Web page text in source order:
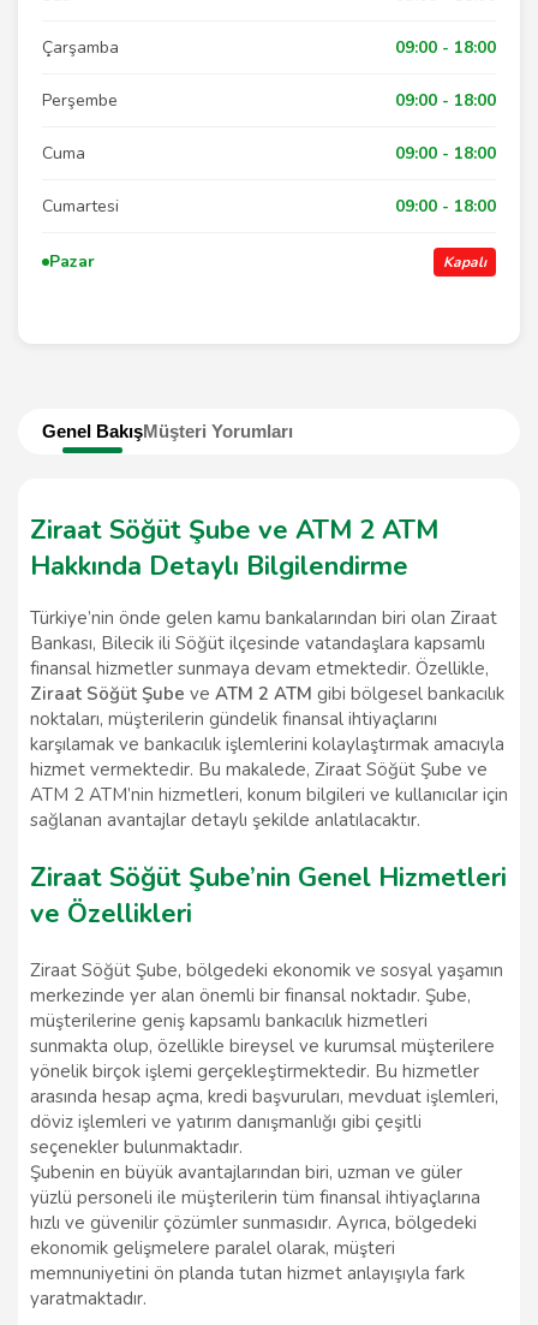
Genel BakışMüşteri Yorumları
Ziraat Söğüt Şube ve ATM 2 ATM
Hakkında Detaylı Bilgilendirme
Türkiye’nin önde gelen kamu bankalarından biri olan Ziraat
Bankası, Bilecik ili Söğüt ilçesinde vatandaşlara kapsamlı
finansal hizmetler sunmaya devam etmektedir. Özellikle,
Ziraat Söğüt Şube ve ATM 2 ATM gibi bölgesel bankacılık
noktaları, müşterilerin gündelik finansal ihtiyaçlarını
karşılamak ve bankacılık işlemlerini kolaylaştırmak amacıyla
hizmet vermektedir. Bu makalede, Ziraat Söğüt Şube ve
ATM 2 ATM’nin hizmetleri, konum bilgileri ve kullanıcılar için
sağlanan avantajlar detaylı şekilde anlatılacaktır.
Ziraat Söğüt Şube’nin Genel Hizmetleri
ve Özellikleri
Ziraat Söğüt Şube, bölgedeki ekonomik ve sosyal yaşamın
merkezinde yer alan önemli bir finansal noktadır. Şube,
müşterilerine geniş kapsamlı bankacılık hizmetleri
sunmakta olup, özellikle bireysel ve kurumsal müşterilere
yönelik birçok işlemi gerçekleştirmektedir. Bu hizmetler
arasında hesap açma, kredi başvuruları, mevduat işlemleri,
döviz işlemleri ve yatırım danışmanlığı gibi çeşitli
seçenekler bulunmaktadır.
Şubenin en büyük avantajlarından biri, uzman ve güler
yüzlü personeli ile müşterilerin tüm finansal ihtiyaçlarına
hızlı ve güvenilir çözümler sunmasıdır. Ayrıca, bölgedeki
ekonomik gelişmelere paralel olarak, müşteri
memnuniyetini ön planda tutan hizmet anlayışıyla fark
yaratmaktadır.
Çarşamba 09:00 - 18:00
Perşembe 09:00 - 18:00
Cuma 09:00 - 18:00
Cumartesi 09:00 - 18:00
Pazar Kapalı